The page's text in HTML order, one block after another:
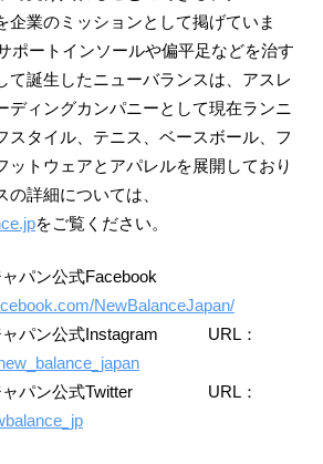
企業のミッションとして掲げていま
ポートインソールや偏平足などを治す
て誕生したニューバランスは、アスレ
ディングカンパニーとして現在ランニ
スタイル、テニス、ベースボール、フ
ットウェアとアパレルを展開しており
の詳細については、
をご覧ください。
ャパン公式Facebook
NewBalanceJapan/
ャパン公式Instagram URL：
ジャパン公式Twitter URL：